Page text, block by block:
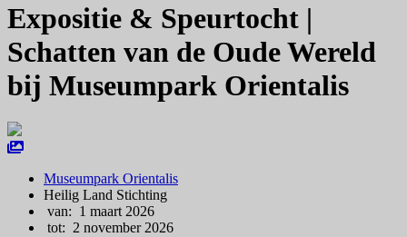
Expositie & Speurtocht |
Schatten van de Oude Wereld
bij Museumpark Orientalis
Museumpark Orientalis
Heilig Land Stichting
van: 1 maart 2026
tot: 2 november 2026